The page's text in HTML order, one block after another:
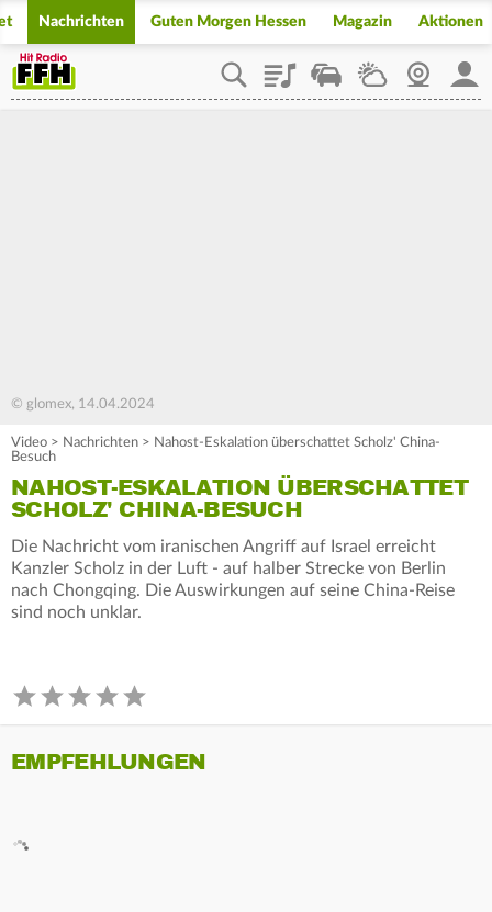
Nachrichten Guten Morgen Hessen Magazin Aktionen
PlaylistStaupilotWetterWebcam
© glomex, 14.04.2024
Video > Nachrichten > Nahost-Eskalation überschattet Scholz' China-
Besuch
NAHOST-ESKALATION ÜBERSCHATTET
SCHOLZ' CHINA-BESUCH
Die Nachricht vom iranischen Angriff auf Israel erreicht
Kanzler Scholz in der Luft - auf halber Strecke von Berlin
nach Chongqing. Die Auswirkungen auf seine China-Reise
sind noch unklar.
EMPFEHLUNGEN